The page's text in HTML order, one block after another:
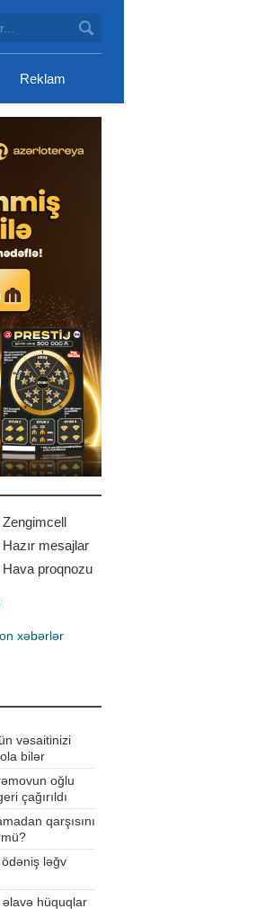
Reklam
Zengimcell
Hazır mesajlar
Hava proqnozu
vəsaitinizi
bilər
oğlu
çağırıldı
qarşısını
ödəniş ləğv
hüquqlar